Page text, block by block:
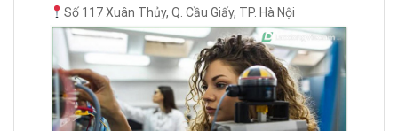
Số 117 Xuân Thủy, Q. Cầu Giấy, TP. Hà Nội